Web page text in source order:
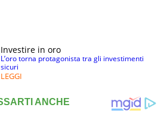
Investire in oro
L’oro torna protagonista tra gli investimenti
sicuri
LEGGI